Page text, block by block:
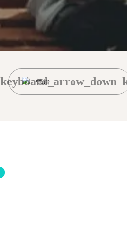
德语
keyboard_arrow_down